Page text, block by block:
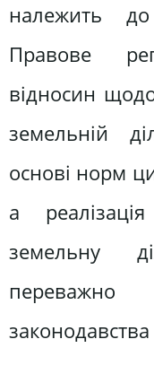
належить до
Правове
відносин
земельній
основі норм
а
земельну
переважно